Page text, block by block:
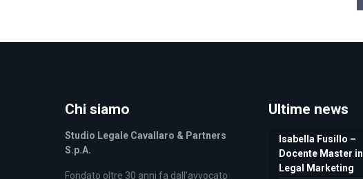
Chi siamo
Studio Legale Cavallaro & Partners
S.p.A.
Fondato oltre 30 anni fa dall’avvocato
Ultime news
Isabella Fusillo –
Docente Master in
Legal Marketing